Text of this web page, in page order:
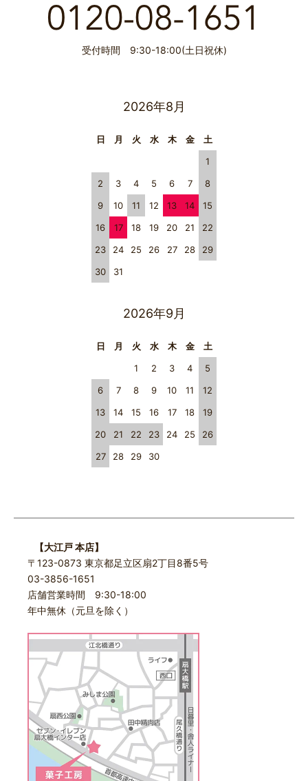
受付時間 9:30-18:00(土日祝休)
2026年8月
日 月 火 水 木 金
土
1
2
3 4 5 6 7
8
9
10 11 12 13 14
15
16
17 18 19 20 21
22
23
24 25 26 27 28
29
30
31
2026年9月
日 月 火 水 木 金
土
1
2 3 4
5
6
7 8 9 10 11
12
13
14 15 16 17 18
19
20
21 22 23 24 25
26
27
28 29 30
【大江戸 本店】
〒123-0873 東京都足立区扇2丁目8番5号
03-3856-1651
店舗営業時間 9:30-18:00
年中無休（元旦を除く）